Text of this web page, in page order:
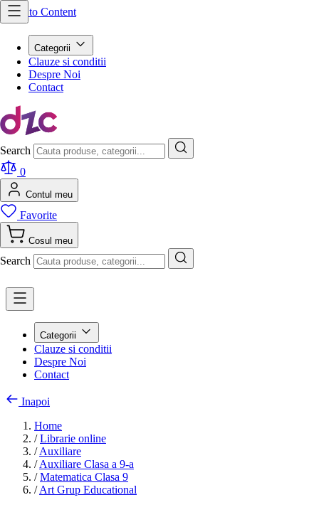
Skip to Content
Categorii
Clauze si conditii
Despre Noi
Contact
Search
0
Contul meu
Favorite
Cosul meu
Search
Categorii
Clauze si conditii
Despre Noi
Contact
Inapoi
Home
/ Librarie online
/ Auxiliare
/ Auxiliare Clasa a 9-a
/ Matematica Clasa 9
/ Art Grup Educational